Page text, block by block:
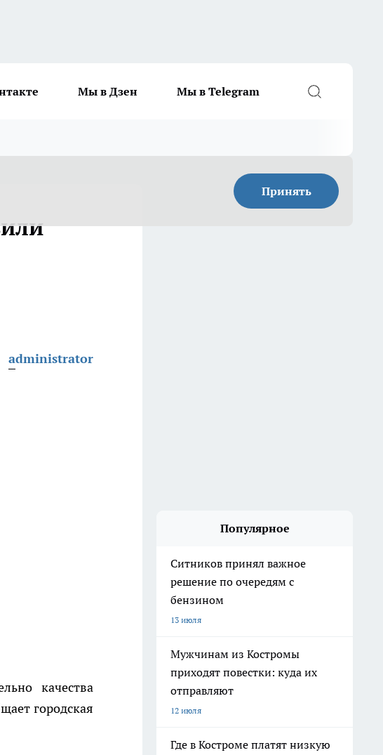
Мы в Дзен Мы в Telegram
Принять
administrator
качества
городская
Популярное
Ситников принял важное
решение по очередям с
бензином
13 июля
Мужчинам из Костромы
приходят повестки: куда их
отправляют
12 июля
Где в Костроме платят низкую